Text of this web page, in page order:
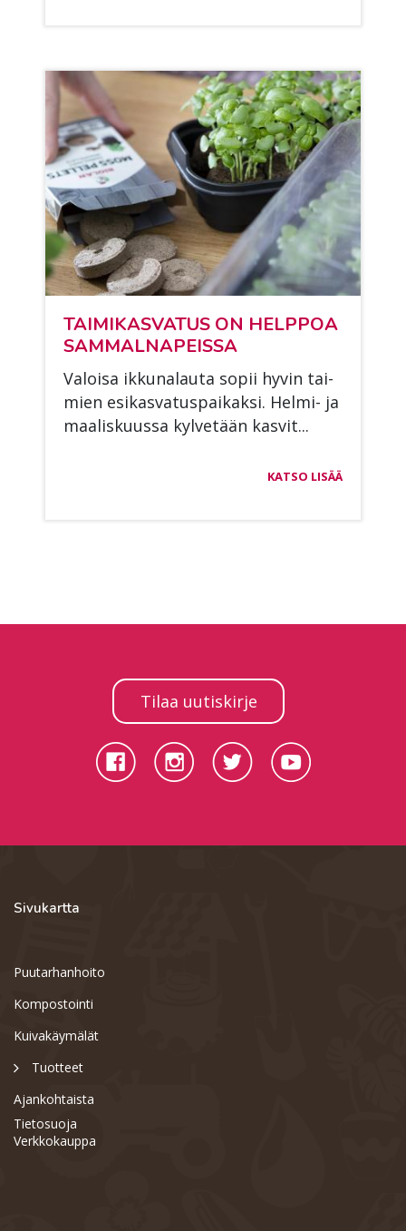
TAI­MI­KAS­VA­TUS ON HELP­POA
SAM­MAL­NA­PEIS­SA
Va­loi­sa ik­ku­na­lau­ta so­pii hy­vin tai­
mien esi­kas­va­tus­pai­kak­si. Hel­mi- ja
maa­lis­kuus­sa kyl­ve­tään kas­vit...
KATSO LISÄÄ
Tilaa uutiskirje
Sivukartta
Puutarhanhoito
Kompostointi
Kuivakäymälät
Tuotteet
Ajankohtaista
Tietosuoja
Verkkokauppa